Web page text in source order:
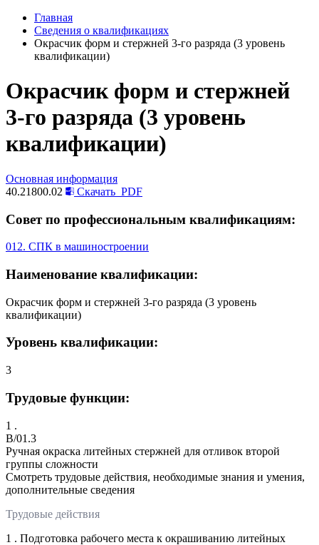
Главная
Сведения о квалификациях
Окрасчик форм и стержней 3-го разряда (3 уровень
квалификации)
Окрасчик форм и стержней
3-го разряда (3 уровень
квалификации)
Основная информация
40.21800.02
Скачать PDF
Совет по профессиональным квалификациям:
012. СПК в машиностроении
Наименование квалификации:
Окрасчик форм и стержней 3-го разряда (3 уровень
квалификации)
Уровень квалификации:
3
Трудовые функции:
1 .
B/01.3
Ручная окраска литейных стержней для отливок второй
группы сложности
Смотреть трудовые действия, необходимые знания и умения,
дополнительные сведения
Трудовые действия
1 . Подготовка рабочего места к окрашиванию литейных